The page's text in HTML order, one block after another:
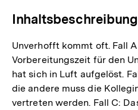
Inhaltsbeschreibung
Unverhofft kommt oft. Fall
Vorbereitungszeit für den
hat sich in Luft aufgelöst.
die andere muss die
vertreten werden. Fall C: